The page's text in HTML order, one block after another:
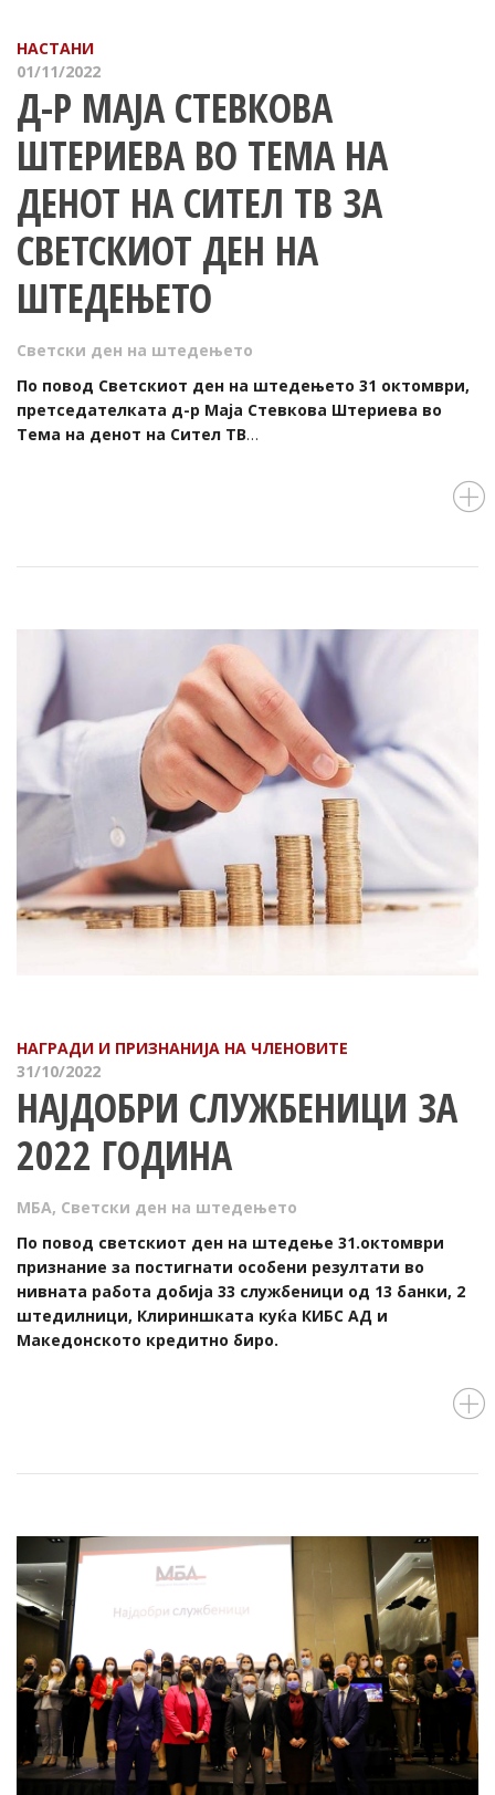
НАСТАНИ
01/11/2022
Д-Р МАЈА СТЕВКОВА
ШТЕРИЕВА ВО ТЕМА НА
ДЕНОТ НА СИТЕЛ ТВ ЗА
СВЕТСКИОТ ДЕН НА
ШТЕДЕЊЕТО
Светски ден на штедењето
По повод Светскиот ден на штедењето 31 октомври,
претседателката д-р Маја Стевкова Штериева во
Тема на денот на Сител ТВ…
НАГРАДИ И ПРИЗНАНИЈА НА ЧЛЕНОВИТЕ
31/10/2022
НАЈДОБРИ СЛУЖБЕНИЦИ ЗА
2022 ГОДИНА
МБА, Светски ден на штедењето
По повод светскиот ден на штедење 31.октомври
признание за постигнати особени резултати во
нивната работа добија 33 службеници од 13 банки, 2
штедилници, Клириншката куќа КИБС АД и
Македонското кредитно биро.